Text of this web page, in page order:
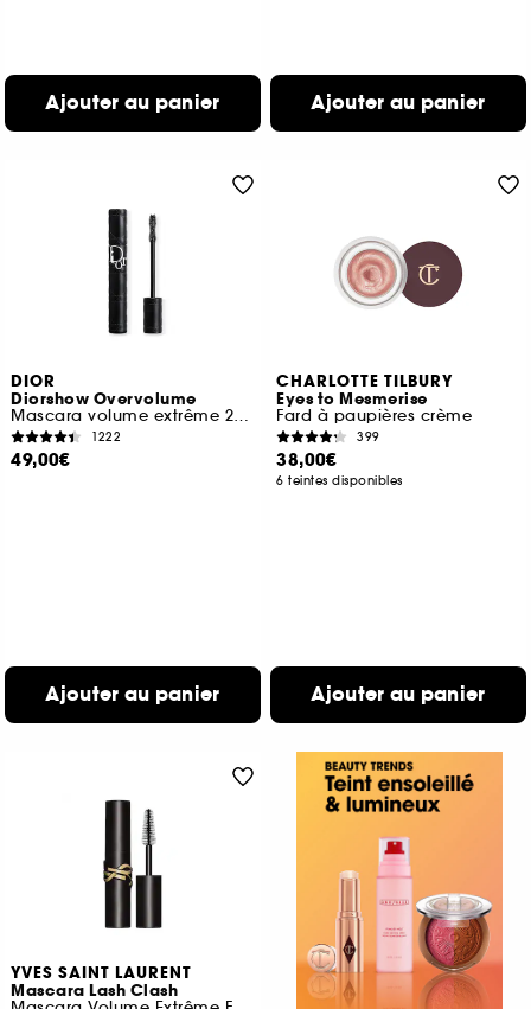
Ajouter au panier Ajouter au panier
DIOR
Diorshow Overvolume
Mascara volume extrême 24 h et définition cil-à-cil
1222
49,00€
Ajouter au panier
CHARLOTTE TILBURY
Eyes to Mesmerise
Fard à paupières crème
399
38,00€
6 teintes disponibles
Ajouter au panier
YVES SAINT LAURENT
Mascara Lash Clash